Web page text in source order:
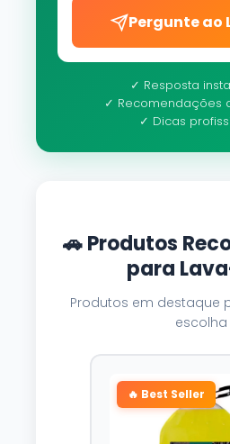
Pergunte ao
✓ Resposta
✓ Recomendações
✓ Dicas
🚗 Produtos
para
Produtos em destaque
escolha
🔥 Best Seller